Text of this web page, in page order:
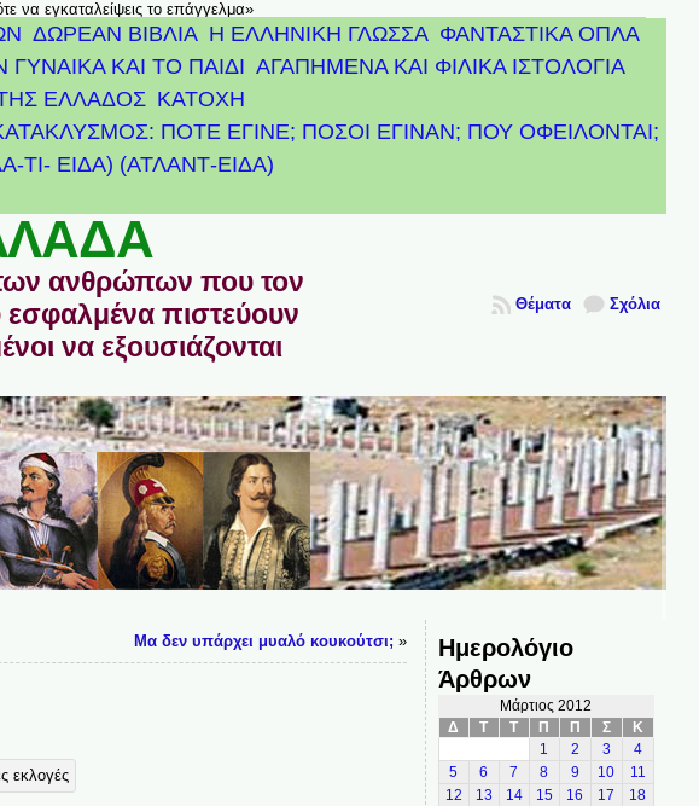
να εγκαταλείψεις το επάγγελμα»
ΔΩΡΕΑΝ ΒΙΒΛΙΑ Η ΕΛΛΗΝΙΚΗ ΓΛΩΣΣΑ ΦΑΝΤΑΣΤΙΚΑ ΟΠΛΑ
ΓΥΝΑΙΚΑ ΚΑΙ ΤΟ ΠΑΙΔΙ ΑΓΑΠΗΜΕΝΑ ΚΑΙ ΦΙΛΙΚΑ ΙΣΤΟΛΟΓΙΑ
ΕΛΛΑΔΟΣ ΚΑΤΟΧΗ
ΠΟΤΕ ΕΓΙΝΕ; ΠΟΣΟΙ ΕΓΙΝΑΝ; ΠΟΥ ΟΦΕΙΛΟΝΤΑΙ;
ΤΙ- ΕΙΔΑ) (ΑΤΛΑΝΤ-ΕΙΔΑ)
των ανθρώπων που τον
εσφαλμένα πιστεύουν
να εξουσιάζονται
Σχόλια
Θέματα
Μα δεν υπάρχει μυαλό κουκούτσι; »
Ημερολόγιο
Άρθρων
Μάρτιος 2012
Δ
Τ Τ Π Π Σ
Κ
1
2 3
4
5
6 7 8 9 10
11
12
13 14 15 16 17
18